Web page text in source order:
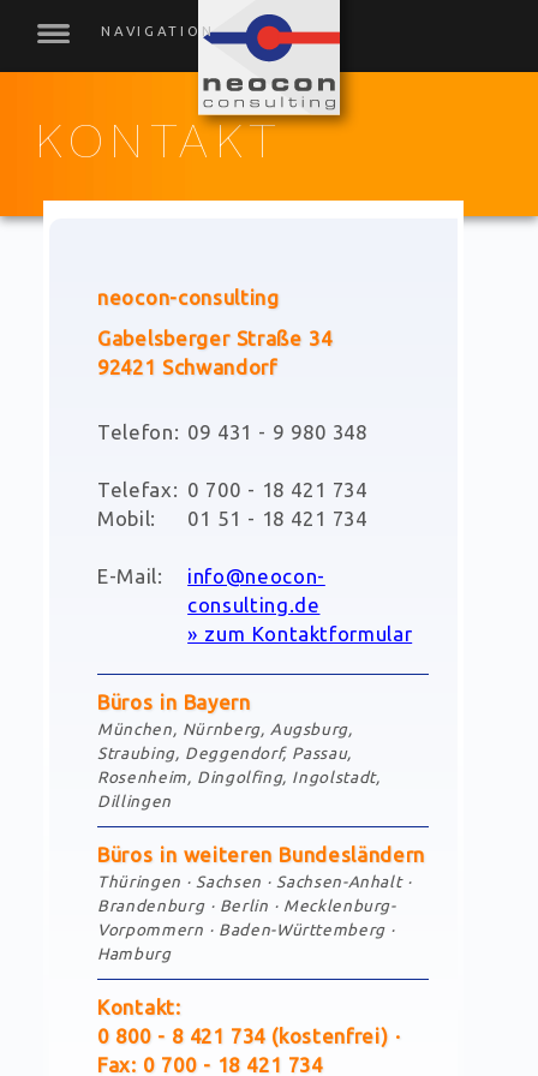
KONTAKT
neocon-consulting
Gabelsberger Straße 34
92421 Schwandorf
Telefon: 09 431 - 9 980 348
Telefax: 0 700 - 18 421 734
Mobil:
01 51 - 18 421 734
E-Mail:
info@neocon-
consulting.de
» zum Kontaktformular
Büros in Bayern
München, Nürnberg, Augsburg,
Straubing, Deggendorf, Passau,
Rosenheim, Dingolfing, Ingolstadt,
Dillingen
Büros in weiteren Bundesländern
Thüringen · Sachsen · Sachsen-Anhalt ·
Brandenburg · Berlin · Mecklenburg-
Vorpommern · Baden-Württemberg ·
Hamburg
Kontakt:
0 800 - 8 421 734 (kostenfrei) ·
Fax: 0 700 - 18 421 734